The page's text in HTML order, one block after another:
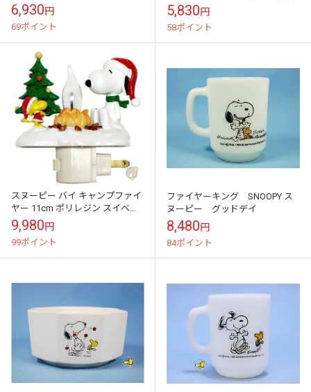
6,930円
69ポイント
グッズ
5,830円
58ポイント
スヌーピー バイ キャンプファイ
ヤー 11cm ポリレジン スイベル
プラグ ちらつき ナイトライト
Roman ローマ
9,980円
99ポイント
ファイヤーキング SNOOPY ス
ヌーピー グッドデイ
8,480円
84ポイント